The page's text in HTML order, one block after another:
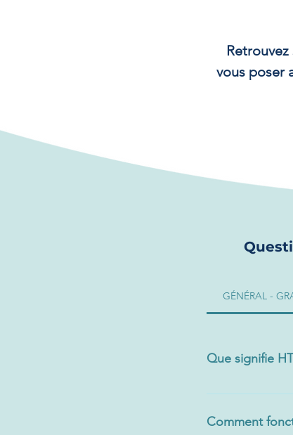
vous poser
GÉNÉRAL -
Que signifie
Le HTNM
proximité de
Comment